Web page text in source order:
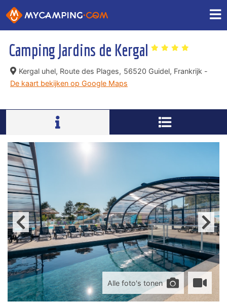
Camping Jardins de Kergal
Kergal uhel, Route des Plages, 56520 Guidel, Frankrijk -
De kaart bekijken op Google Maps
Alle foto's tonen